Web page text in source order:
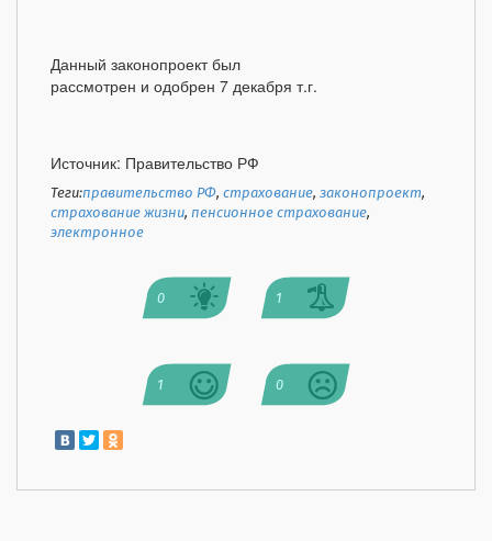
Данный законопроект был
рассмотрен и одобрен 7 декабря т.г.
Источник: Правительство РФ
Теги:правительство РФ,страхование,законопроект,
страхование жизни,пенсионное страхование,
электронное
0 1
1 0